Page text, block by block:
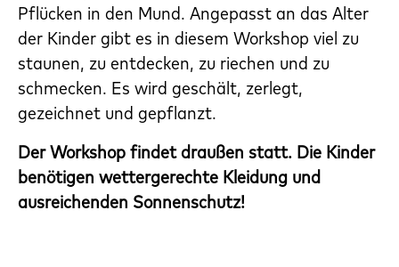
Pflücken in den Mund. Angepasst an das Alter
der Kinder gibt es in diesem Workshop viel zu
staunen, zu entdecken, zu riechen und zu
schmecken. Es wird geschält, zerlegt,
gezeichnet und gepflanzt.
Der Workshop findet draußen statt. Die Kinder
benötigen wettergerechte Kleidung und
ausreichenden Sonnenschutz!